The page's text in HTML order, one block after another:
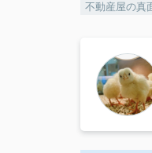
不動産屋の真